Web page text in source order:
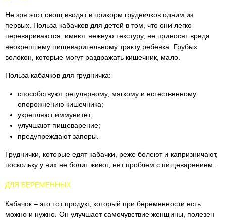
Не зря этот овощ вводят в прикорм грудничков одним из
первых. Польза кабачков для детей в том, что они легко
перевариваются, имеют нежную текстуру, не приносят вреда
неокрепшему пищеварительному тракту ребенка. Грубых
волокон, которые могут раздражать кишечник, мало.
Польза кабачков для грудничка:
способствуют регулярному, мягкому и естественному
опорожнению кишечника;
укрепляют иммунитет;
улучшают пищеварение;
предупреждают запоры.
Груднички, которые едят кабачки, реже болеют и капризничают,
поскольку у них не болит живот, нет проблем с пищеварением.
ДЛЯ БЕРЕМЕННЫХ
Кабачок – это тот продукт, который при беременности есть
можно и нужно. Он улучшает самочувствие женщины, полезен